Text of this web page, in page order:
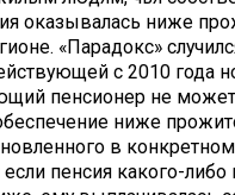
оказывалась ниже
«Парадокс»
с 2010 года
пенсионер не может
ниже
в
пенсия какого-либо